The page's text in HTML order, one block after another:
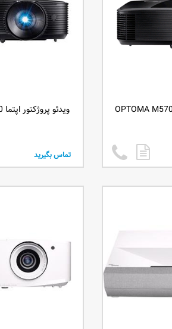
ویدئو پروژکتور اپتما OPTOMA XA520
تماس بگیرید